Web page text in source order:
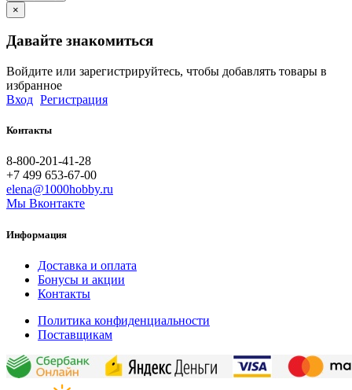
×
Давайте знакомиться
Войдите или зарегистрируйтесь, чтобы добавлять товары в
избранное
Вход Регистрация
Контакты
8-800-201-41-28
+7 499 653-67-00
elena@1000hobby.ru
Мы Вконтакте
Информация
Доставка и оплата
Бонусы и акции
Контакты
Политика конфиденциальности
Поставщикам